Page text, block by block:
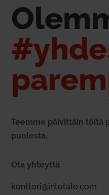
Teemme päi­vittäin töitä
puo­lesta.
Ota yhteyttä
konttori@intotalo.com